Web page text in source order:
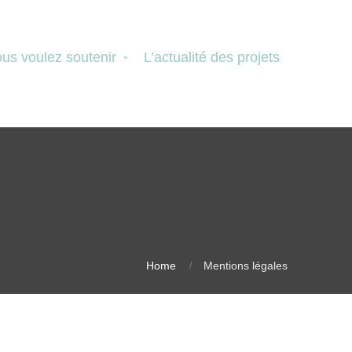
voulez soutenir L’actualité des projets
Home Mentions légales